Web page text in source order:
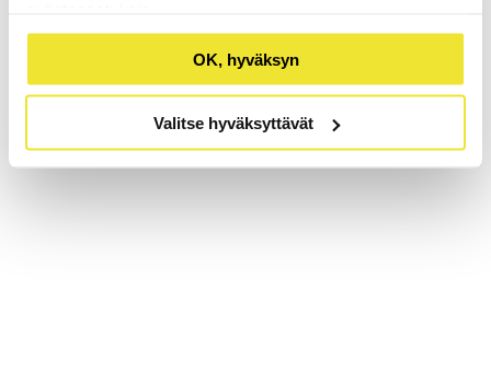
OK, hyväksyn
Valitse hyväksyttävät